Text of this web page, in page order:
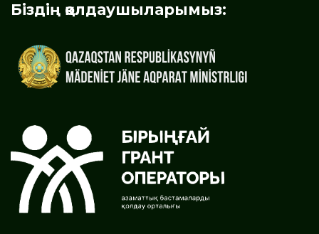
Біздің қолдаушыларымыз: